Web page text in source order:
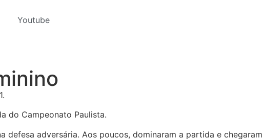
Youtube
do Campeonato Paulista.
adversária. Aos poucos, dominaram a partida e chegaram